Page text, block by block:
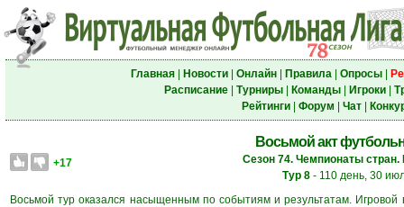
Главная| Новости| Онлайн| Правила| Опросы|
Расписание| Турниры| Команды| Игроки|
Рейтинги| Форум Чат|
Восьмой акт
+17
Сезон 74. Чемпионаты
Тур 8- 110 день, 30
Восьмой тур оказался насыщенным по событиям и результатам.